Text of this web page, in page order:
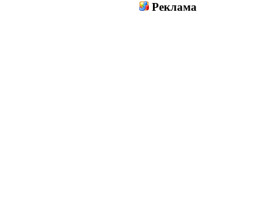
Реклама